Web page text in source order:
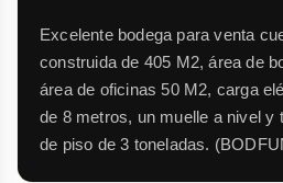
Excelente bodega para venta
construida de 405 M2, área de
área de oficinas 50 M2, carga
de 8 metros, un muelle a nivel y
de piso de 3 toneladas.